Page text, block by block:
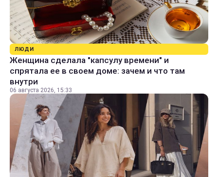
ЛЮДИ
Женщина сделала "капсулу времени" и
спрятала ее в своем доме: зачем и что там
внутри
06 августа 2026, 15:33